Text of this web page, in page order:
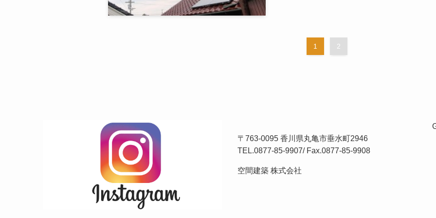
1 2
〒763-0095 香川県丸亀市垂水町2946
TEL.0877-85-9907/ Fax.0877-85-9908
空間建築 株式会社